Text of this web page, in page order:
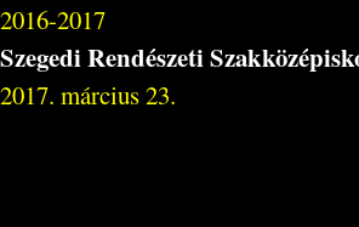
2016-2017
Szegedi Rendészeti
2017. március 23.